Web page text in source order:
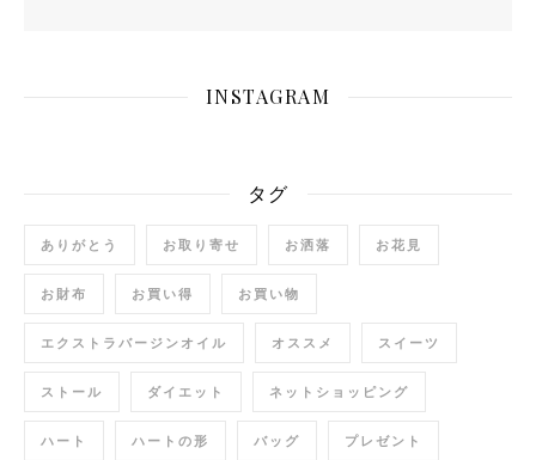
INSTAGRAM
タグ
ありがとう お取り寄せ お洒落 お花見
お財布 お買い得 お買い物
エクストラバージンオイル オススメ スイーツ
ストール ダイエット ネットショッピング
ハート ハートの形 バッグ プレゼント